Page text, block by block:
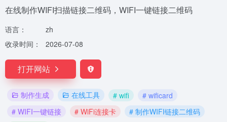
在线制作WIFI扫描链接二维码，WIFI一键链接二维码
语言：
zh
收录时间：
2026-07-08
打开网站
制作生成 在线工具 # wifi
# wificard
# WIFI一键链接
# WiFi连接卡
# 制作WIFI链接二维码